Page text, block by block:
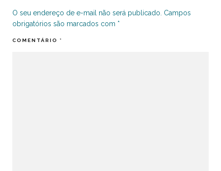
O seu endereço de e-mail não será publicado. Campos
obrigatórios são marcados com *
COMENTÁRIO *